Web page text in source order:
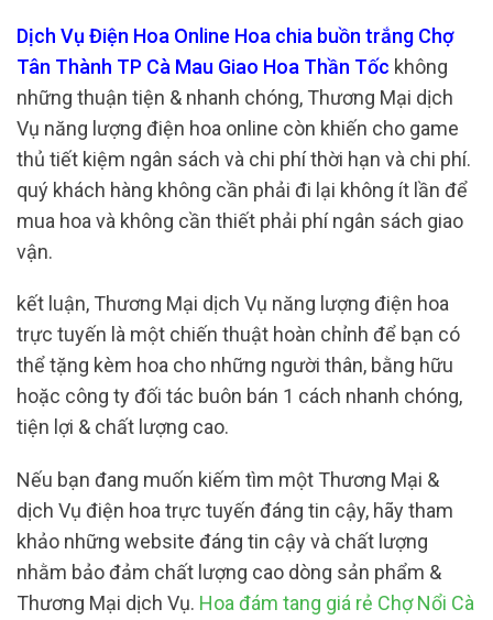
Dịch Vụ Điện Hoa Online Hoa chia buồn trắng Chợ
Tân Thành TP Cà Mau Giao Hoa Thần Tốc không
những thuận tiện & nhanh chóng, Thương Mại dịch
Vụ năng lượng điện hoa online còn khiến cho game
thủ tiết kiệm ngân sách và chi phí thời hạn và chi phí.
quý khách hàng không cần phải đi lại không ít lần để
mua hoa và không cần thiết phải phí ngân sách giao
vận.
kết luận, Thương Mại dịch Vụ năng lượng điện hoa
trực tuyến là một chiến thuật hoàn chỉnh để bạn có
thể tặng kèm hoa cho những người thân, bằng hữu
hoặc công ty đối tác buôn bán 1 cách nhanh chóng,
tiện lợi & chất lượng cao.
Nếu bạn đang muốn kiếm tìm một Thương Mại &
dịch Vụ điện hoa trực tuyến đáng tin cậy, hãy tham
khảo những website đáng tin cậy và chất lượng
nhằm bảo đảm chất lượng cao dòng sản phẩm &
Thương Mại dịch Vụ. Hoa đám tang giá rẻ Chợ Nổi Cà